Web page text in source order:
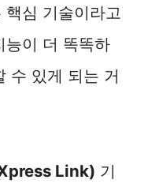
심 기술이라고
능이 더 똑똑하
수 있게 되는 거
Link) 기